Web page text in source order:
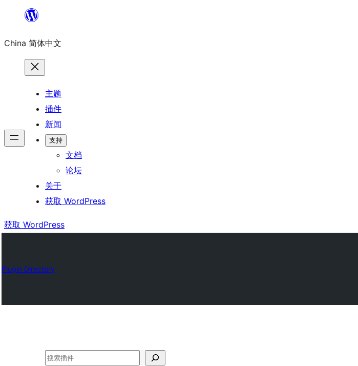
内
China 简体中文
主题
插件
新闻
支持
文档
论坛
关于
获取 WordPress
获取 WordPress
Plugin Directory
搜